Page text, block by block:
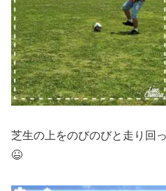
芝生の上をのびのびと走り回
😆